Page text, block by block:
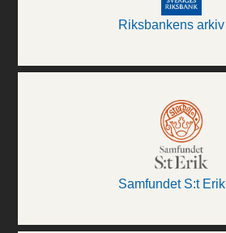
Riksbankens arkiv
Samfundet S:t Erik